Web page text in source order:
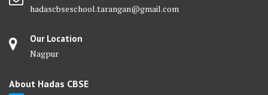
hadascbseschool.tarangan@gmail.com
Our Location
Nagpur
About Hadas CBSE